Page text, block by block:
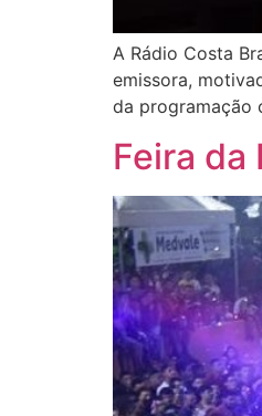
A Rádio Costa
emissora,
da programação
Feira